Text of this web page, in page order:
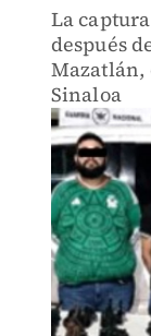
La
después
Mazatlán,
Sinaloa